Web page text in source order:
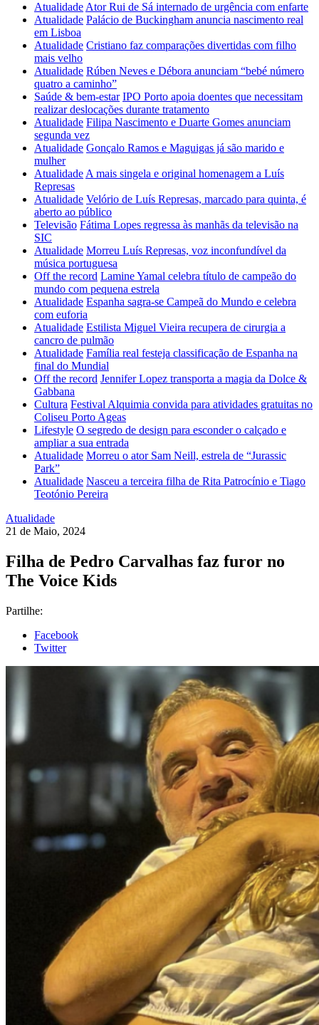
Atualidade Ator Rui de Sá internado de urgência com enfarte
Atualidade Palácio de Buckingham anuncia nascimento real
em Lisboa
Atualidade Cristiano faz comparações divertidas com filho
mais velho
Atualidade Rúben Neves e Débora anunciam “bebé número
quatro a caminho”
Saúde & bem-estar IPO Porto apoia doentes que necessitam
realizar deslocações durante tratamento
Atualidade Filipa Nascimento e Duarte Gomes anunciam
segunda vez
Atualidade Gonçalo Ramos e Maguigas já são marido e
mulher
Atualidade A mais singela e original homenagem a Luís
Represas
Atualidade Velório de Luís Represas, marcado para quinta, é
aberto ao público
Televisão Fátima Lopes regressa às manhãs da televisão na
SIC
Atualidade Morreu Luís Represas, voz inconfundível da
música portuguesa
Off the record Lamine Yamal celebra título de campeão do
mundo com pequena estrela
Atualidade Espanha sagra-se Campeã do Mundo e celebra
com euforia
Atualidade Estilista Miguel Vieira recupera de cirurgia a
cancro de pulmão
Atualidade Família real festeja classificação de Espanha na
final do Mundial
Off the record Jennifer Lopez transporta a magia da Dolce &
Gabbana
Cultura Festival Alquimia convida para atividades gratuitas no
Coliseu Porto Ageas
Lifestyle O segredo de design para esconder o calçado e
ampliar a sua entrada
Atualidade Morreu o ator Sam Neill, estrela de “Jurassic
Park”
Atualidade Nasceu a terceira filha de Rita Patrocínio e Tiago
Teotónio Pereira
Atualidade
21 de Maio, 2024
Filha de Pedro Carvalhas faz furor no
The Voice Kids
Partilhe:
Facebook
Twitter